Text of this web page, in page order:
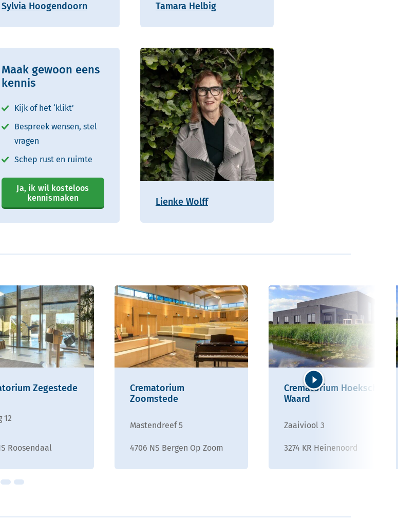
Sylvia Hoogendoorn Tamara Helbig
Maak gewoon eens
kennis
Kijk of het ‘klikt’
Bespreek wensen, stel
vragen
Schep rust en ruimte
Ja, ik wil kosteloos
kennismaken
Lienke Wolff
Zegestede
12
Roosendaal
Crematorium
Zoomstede
Mastendreef 5
4706 NS Bergen Op Zoom
Crematorium Hoeksche
Waard
Zaaiviool 3
3274 KR Heinenoord
Volgende